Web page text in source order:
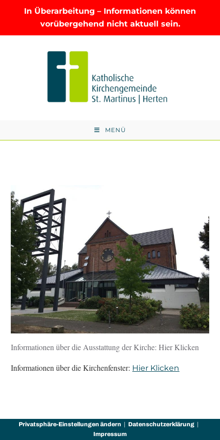
In Überarbeitung – Informationen können
vorübergehend nicht aktuell sein.
MENÜ
Informationen über die Ausstattung der Kirche: Hier Klicken
Informationen über die Kirchenfenster: Hier Klicken
Privatsphäre-Einstellungen ändern
Datenschutzerklärung
Impressum